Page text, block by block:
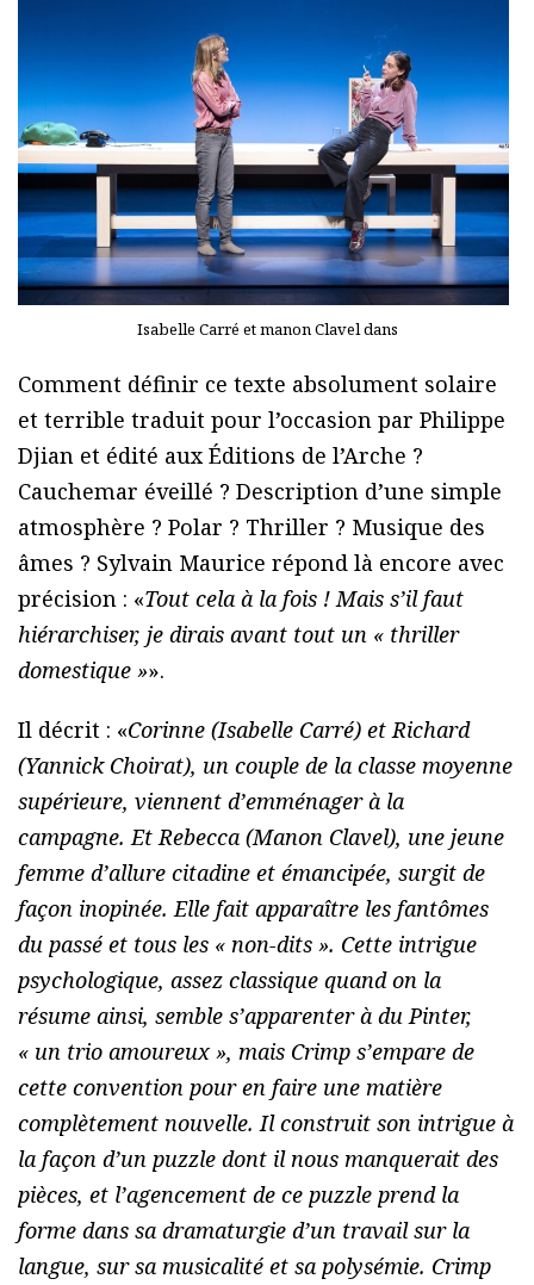
Isabelle Carré et manon Clavel dans
Comment définir ce texte absolument solaire
et terrible traduit pour l’occasion par Philippe
Djian et édité aux Éditions de l’Arche ?
Cauchemar éveillé ? Description d’une simple
atmosphère ? Polar ? Thriller ? Musique des
âmes ? Sylvain Maurice répond là encore avec
précision : «Tout cela à la fois ! Mais s’il faut
hiérarchiser, je dirais avant tout un « thriller
domestique »».
Il décrit : «Corinne (Isabelle Carré) et Richard
(Yannick Choirat), un couple de la classe moyenne
supérieure, viennent d’emménager à la
campagne. Et Rebecca (Manon Clavel), une jeune
femme d’allure citadine et émancipée, surgit de
façon inopinée. Elle fait apparaître les fantômes
du passé et tous les « non-dits ». Cette intrigue
psychologique, assez classique quand on la
résume ainsi, semble s’apparenter à du Pinter,
« un trio amoureux », mais Crimp s’empare de
cette convention pour en faire une matière
complètement nouvelle. Il construit son intrigue à
la façon d’un puzzle dont il nous manquerait des
pièces, et l’agencement de ce puzzle prend la
forme dans sa dramaturgie d’un travail sur la
langue, sur sa musicalité et sa polysémie. Crimp